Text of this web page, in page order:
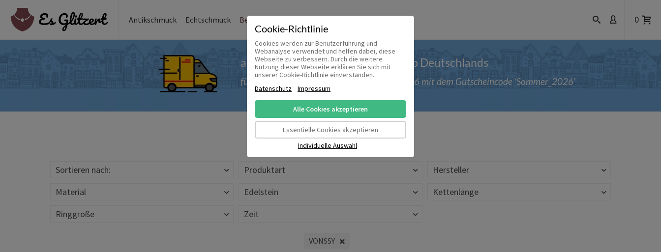
Cookie-Richtlinie
Cookies werden zur Benutzerführung und
Webanalyse verwendet und helfen dabei, diese
Webseite zu verbessern. Durch die weitere
Nutzung dieser Webseite erklären Sie sich mit
unserer Cookie-Richtlinie einverstanden.
Datenschutz
Impressum
Alle Cookies akzeptieren
Essentielle Cookies akzeptieren
Individuelle Auswahl
0
Antikschmuck Echtschmuck Bernstein und Co.
ab 50 € versandkostenfrei innerhalb Deutschlands
für Bestellungen bis einschließlich 30.09.2026 mit dem Gutscheincode 'Sommer_2026'
Sortieren nach: Produktart
Hersteller
Material
Edelstein
Kettenlänge
Ringgröße
Zeit
VONSSY